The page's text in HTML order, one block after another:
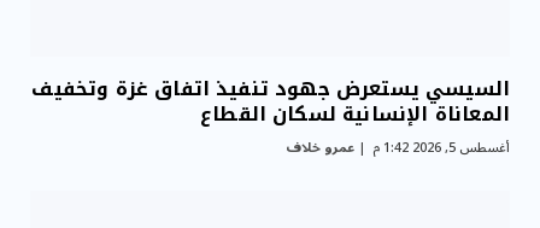
السيسي يستعرض جهود تنفيذ اتفاق غزة وتخفيف
المعاناة الإنسانية لسكان القطاع
أغسطس 5, 2026 1:42 م عمرو خلاف